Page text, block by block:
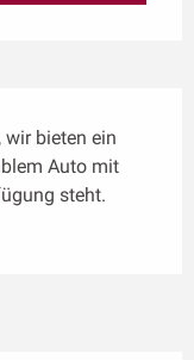
wir bieten ein
Auto mit
steht.